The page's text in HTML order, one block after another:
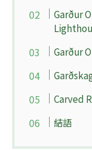
Garður
Garður
Carved
結語